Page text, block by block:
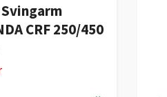
Svingarm
CRF 250/450